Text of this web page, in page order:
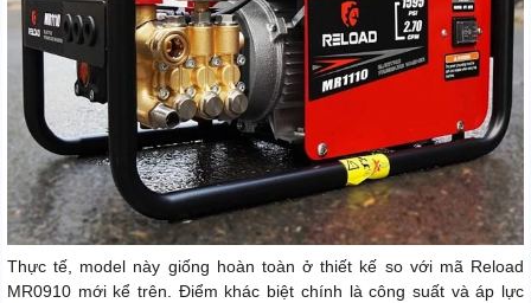
Thực tế, model này giống hoàn toàn ở thiết kế so với mã Reload
MR0910 mới kể trên. Điểm khác biệt chính là công suất và áp lực